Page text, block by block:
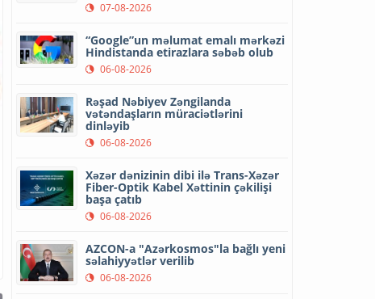
07-08-2026
“Google”un məlumat emalı mərkəzi
Hindistanda etirazlara səbəb olub
06-08-2026
Rəşad Nəbiyev Zəngilanda
vətəndaşların müraciətlərini
dinləyib
06-08-2026
Xəzər dənizinin dibi ilə Trans-Xəzər
Fiber-Optik Kabel Xəttinin çəkilişi
başa çatıb
06-08-2026
AZCON-a "Azərkosmos"la bağlı yeni
səlahiyyətlər verilib
06-08-2026